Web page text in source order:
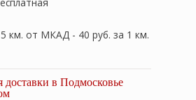
(летнее) стеганое одеяло.
км. от МКАД - 40 руб. за 1 км.
доставки в Подмосковье